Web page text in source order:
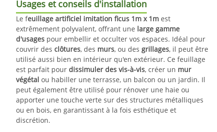
Usages et conseils d'installation
Le feuillage artificiel imitation ficus 1m x 1m est
extrêmement polyvalent, offrant une large gamme
d'usages pour embellir et occulter vos espaces. Idéal pour
couvrir des clôtures, des murs, ou des grillages, il peut être
utilisé aussi bien en intérieur qu'en extérieur. Ce feuillage
est parfait pour dissimuler des vis-à-vis, créer un mur
végétal ou habiller une terrasse, un balcon ou un jardin. Il
peut également être utilisé pour rénover une haie ou
apporter une touche verte sur des structures métalliques
ou en bois, en garantissant à la fois esthétique et
discrétion.